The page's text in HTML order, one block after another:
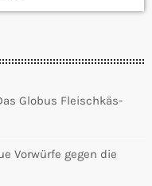
Globus Fleischkäs-
Vorwürfe gegen die